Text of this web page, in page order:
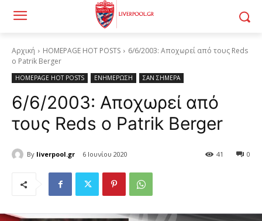
Αρχική HOMEPAGE HOT POSTS
6/6/2003: Αποχωρεί από τους Reds
ο Patrik Berger
HOMEPAGE HOT POSTS ΕΝΗΜΕΡΩΣΗ ΣΑΝ ΣΗΜΕΡΑ
6/6/2003: Αποχωρεί από
τους Reds ο Patrik Berger
By liverpool.gr 6 Ιουνίου 2020 0
41